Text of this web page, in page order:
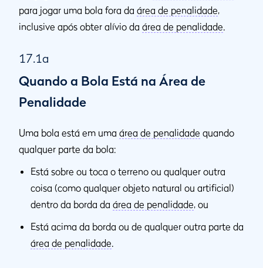
para jogar uma bola fora da área de penalidade,
inclusive após obter alívio da área de penalidade.
17.1a
Quando a Bola Está na Área de
Penalidade
Uma bola está em uma área de penalidade quando
qualquer parte da bola:
Está sobre ou toca o terreno ou qualquer outra
coisa (como qualquer objeto natural ou artificial)
dentro da borda da área de penalidade, ou
Está acima da borda ou de qualquer outra parte da
área de penalidade.